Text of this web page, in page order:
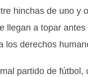
hinchas de uno y
llegan a topar
los derechos
partido de